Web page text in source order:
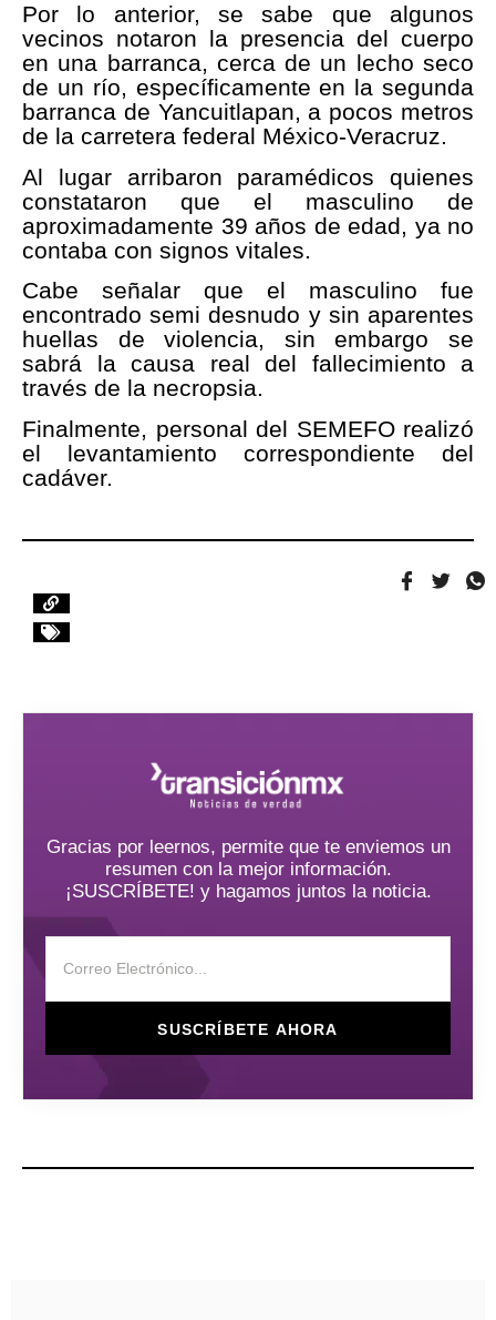
Por lo anterior, se sabe que algunos
vecinos notaron la presencia del cuerpo
en una barranca, cerca de un lecho seco
de un río, específicamente en la segunda
barranca de Yancuitlapan, a pocos metros
de la carretera federal México-Veracruz.
Al lugar arribaron paramédicos quienes
constataron que el masculino de
aproximadamente 39 años de edad, ya no
contaba con signos vitales.
Cabe señalar que el masculino fue
encontrado semi desnudo y sin aparentes
huellas de violencia, sin embargo se
sabrá la causa real del fallecimiento a
través de la necropsia.
Finalmente, personal del SEMEFO realizó
el levantamiento correspondiente del
cadáver.
Gracias por leernos, permite que te enviemos un
resumen con la mejor información.
¡SUSCRÍBETE! y hagamos juntos la noticia.
SUSCRÍBETE AHORA